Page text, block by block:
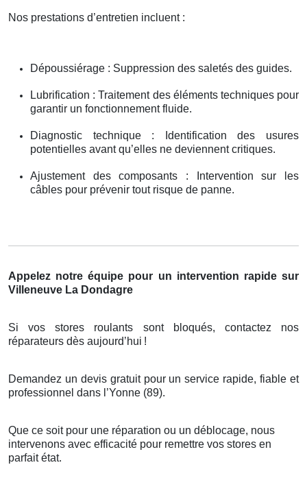
Nos prestations d’entretien incluent :
Dépoussiérage : Suppression des saletés des guides.
Lubrification : Traitement des éléments techniques pour
garantir un fonctionnement fluide.
Diagnostic technique : Identification des usures
potentielles avant qu’elles ne deviennent critiques.
Ajustement des composants : Intervention sur les
câbles pour prévenir tout risque de panne.
Appelez notre équipe pour un intervention rapide sur
Villeneuve La Dondagre
Si vos stores roulants sont bloqués, contactez nos
réparateurs dès aujourd’hui !
Demandez un devis gratuit pour un service rapide, fiable et
professionnel dans l’Yonne (89).
Que ce soit pour une réparation ou un déblocage, nous
intervenons avec efficacité pour remettre vos stores en
parfait état.